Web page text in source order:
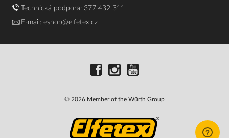
Technická podpora: 377 432 311
E-mail: eshop@elfetex.cz
© 2026 Member of the Würth Group